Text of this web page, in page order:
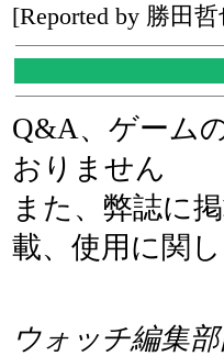
[Reported by 勝田
Q&A、ゲーム
おりません
また、弊誌に
載、使用に関
ウォッチ編集